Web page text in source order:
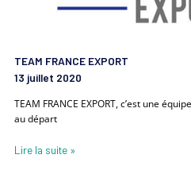
TEAM FRANCE EXPORT
13 juillet 2020
TEAM FRANCE EXPORT, c’est une
au départ
Lire la suite »